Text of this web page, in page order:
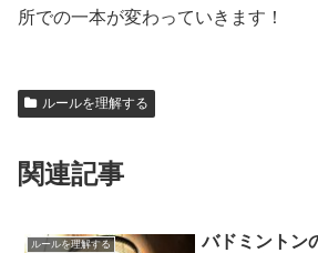
所での一本が変わっていきます！
ルールを理解する
関連記事
ルールを理解する
バドミントン